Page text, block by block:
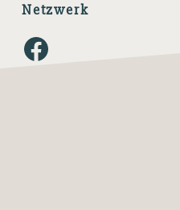
Netzwerk
Facebook